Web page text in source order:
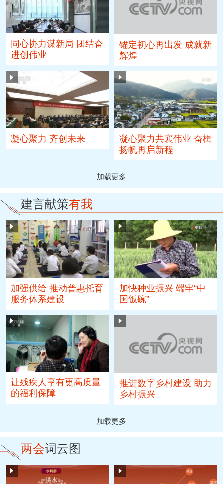
同心协力谋新局 团结奋
进创伟业
锚定初心再出发 成就新
辉煌
凝心聚力 齐创未来
凝心聚力共襄伟业 奋楫
扬帆再启新程
加载更多
建言献策有我
加强供给 推动普惠托育
服务体系建设
加快种业振兴 端牢“中
国饭碗”
让残疾人享有更高质量
的福利保障
推进数字乡村建设 助力
乡村振兴
加载更多
两会词云图